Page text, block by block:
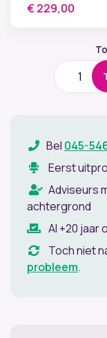
€ 229,00
CenterMouse
ProTouch
aantal
Bel 045-
Eerst
Adviseurs
achtergrond
Al +20 jaar
Toch niet
probleem.